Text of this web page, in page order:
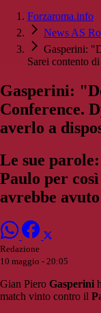
Forzaroma.info
News AS
Gasperini:
Sarei contento
Gasperini:
Conference.
averlo a
Le sue
Paulo per
avrebbe
Redazione
10 maggio - 20:05
Gian Piero Gasperini
match vinto contro il